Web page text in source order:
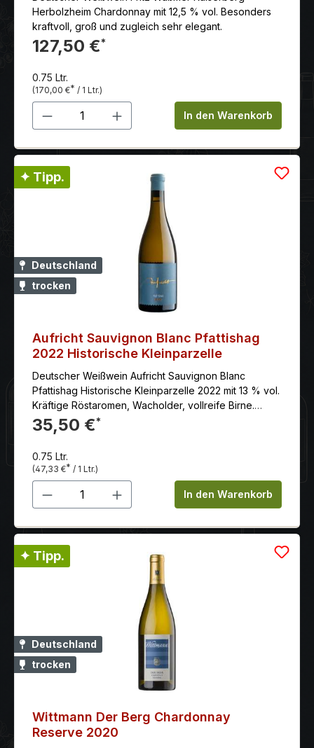
Herbolzheim Chardonnay mit 12,5 % vol. Besonders
kraftvoll, groß und zugleich sehr elegant.
127,50 €*
0.75 Ltr.
(170,00 €* / 1 Ltr.)
Produkt Anzahl: Gib denIn den Warenkorb
✦ Tipp.
Deutschland
trocken
Aufricht Sauvignon Blanc Pfattishag
2022 Historische Kleinparzelle
Deutscher Weißwein Aufricht Sauvignon Blanc
Pfattishag Historische Kleinparzelle 2022 mit 13 % vol.
Kräftige Röstaromen, Wacholder, vollreife Birne.
Schmelz und enorme Würze. Ein hervorragender
Speisebegleiter mit viel Potenzial.
35,50 €*
0.75 Ltr.
(47,33 €* / 1 Ltr.)
Produkt Anzahl: Gib denIn den Warenkorb
✦ Tipp.
Deutschland
trocken
Wittmann Der Berg Chardonnay
Reserve 2020